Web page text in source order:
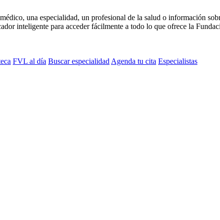
una especialidad, un profesional de la salud o información
inteligente para acceder fácilmente a todo lo que ofrece la
FVL al día Buscar especialidad Agenda tu cita Especialistas